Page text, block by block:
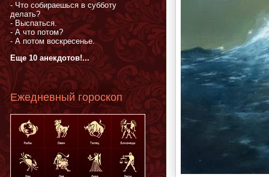
- Что собираешься в субботу
делать?
- Выспаться.
- А что потом?
- А потом воскресенье.
Еще 10 анекдотов!...
Ежедневный гороскоп